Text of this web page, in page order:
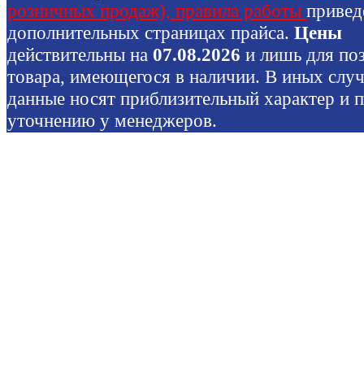
розничных продаж), правила работы
дополнительных страницах прайса. Цены
действительны на 07.08.2026 и лишь для
товара, имеющегося в наличии. В иных
данные носят приблизительный характер и
уточнению у менеджеров.